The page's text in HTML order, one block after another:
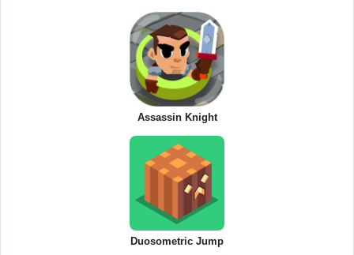
Assassin Knight
Duosometric Jump